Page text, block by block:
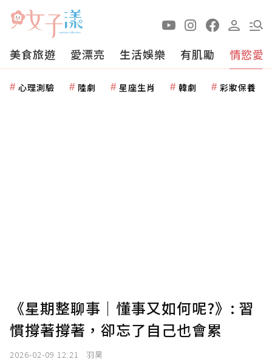
美食旅遊 愛漂亮 生活娛樂 有肌勵 情慾愛
心理測驗 陸劇 星座生肖 韓劇 彩妝保養
《星期整聊事｜懂事又如何呢?》: 習
慣撐著撐著，卻忘了自己也會累
2026-02-09 12:21 羽昊